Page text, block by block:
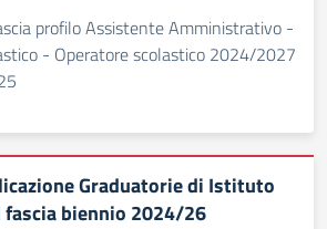
profilo Assistente Amministrativo -
- Operatore scolastico 2024/2027
Graduatorie di Istituto
biennio 2024/26